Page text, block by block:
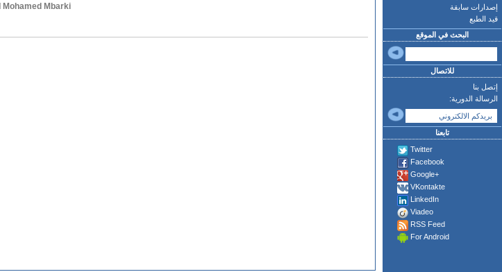
Mohamed Mbarki
إصدارات سابقة
قيد الطبع
البحث في الموقع
للاتصال
إتصل بنا
الرسالة الدورية:
تابعنا
Twitter
Facebook
Google+
VKontakte
LinkedIn
Viadeo
RSS Feed
For Android